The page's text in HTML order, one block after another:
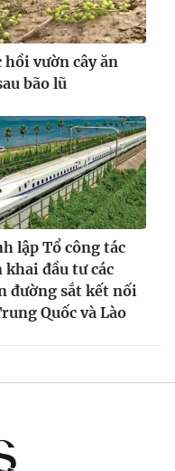
897
không có sự chấp
hồi vườn cây ăn
bão lũ
lập Tổ công tác
đầu tư các
đường sắt kết nối
Quốc và Lào